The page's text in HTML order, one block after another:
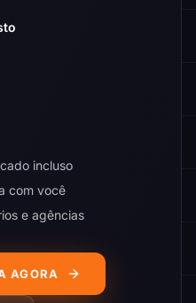
incluso
com você
e agências
AGORA